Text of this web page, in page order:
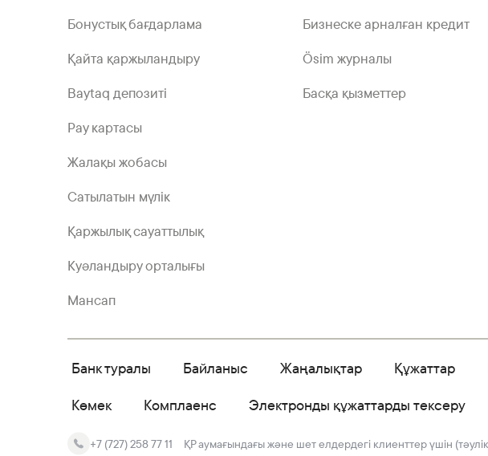
Бонустық бағдарлама
Қайта қаржыландыру
Baytaq депозиті
Pay картасы
Жалақы жобасы
Сатылатын мүлік
Қаржылық сауаттылық
Куәландыру орталығы
Мансап
Бизнеске арналған кредит
Ösim журналы
Басқа қызметтер
Банк туралы Байланыс Жаңалықтар Құжаттар
Көмек
Комплаенс Электронды құжаттарды тексеру
+7 (727) 258 77 11 ҚР аумағындағы және шет елдердегі клиенттер үшін